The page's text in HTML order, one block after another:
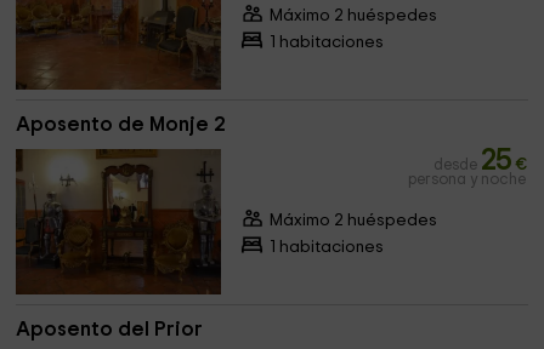
Máximo 2 huéspedes
1 habitaciones
Aposento de Monje 2
desde 25 €
persona y noche
Máximo 2 huéspedes
1 habitaciones
Aposento del Prior